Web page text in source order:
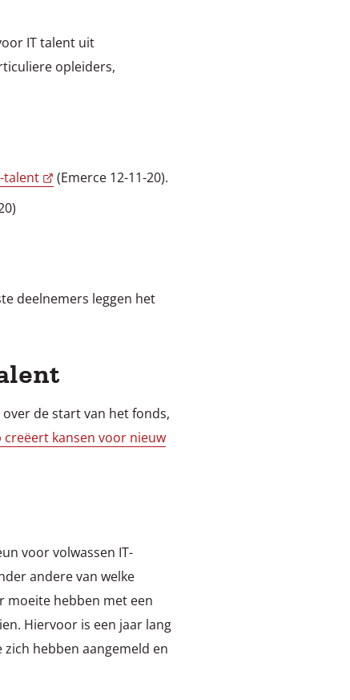
IT talent uit
opleiders,
talent
(Emerce 12-11-20).
deelnemers leggen het
de start van het fonds,
creëert kansen voor nieuw
voor volwassen IT-
andere van welke
moeite hebben met een
Hiervoor is een jaar lang
hebben aangemeld en